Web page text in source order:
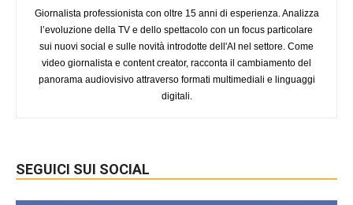
Giornalista professionista con oltre 15 anni di esperienza. Analizza
l’evoluzione della TV e dello spettacolo con un focus particolare
sui nuovi social e sulle novità introdotte dell'AI nel settore. Come
video giornalista e content creator, racconta il cambiamento del
panorama audiovisivo attraverso formati multimediali e linguaggi
digitali.
SEGUICI SUI SOCIAL